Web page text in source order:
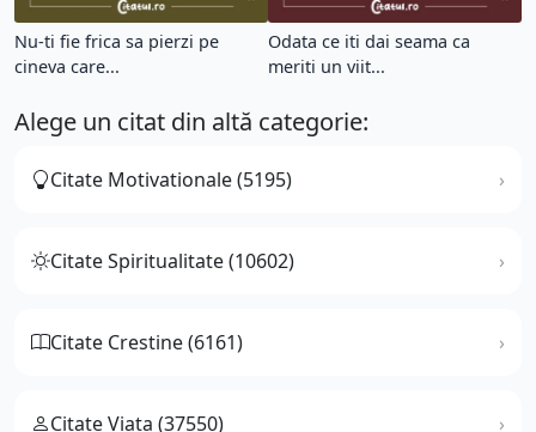
Nu-ti fie frica sa pierzi pe
cineva care...
Odata ce iti dai seama ca
meriti un viit...
Alege un citat din altă categorie:
Citate Motivationale (5195)
Citate Spiritualitate (10602)
Citate Crestine (6161)
Citate Viata (37550)